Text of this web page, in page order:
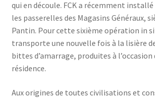
qui en découle. FCK a récemment
les passerelles des Magasins Généraux,
Pantin. Pour cette sixième opération in
transporte une nouvelle fois à la lisière
bittes d’amarrage, produites à
résidence.
Aux origines de toutes civilisations et